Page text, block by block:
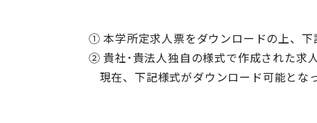
① 本学所定求人票をダウンロードの上、下
② 貴社･貴法人独自の様式で作成された求
現在、下記様式がダウンロード可能とな